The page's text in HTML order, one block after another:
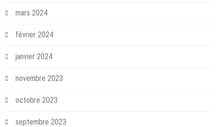
mars 2024
février 2024
janvier 2024
novembre 2023
octobre 2023
septembre 2023